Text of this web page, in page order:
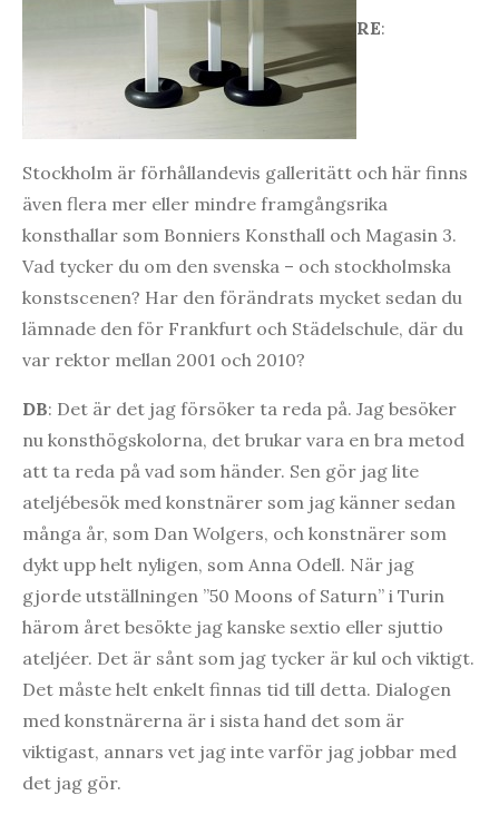
RE:
Stockholm är förhållandevis galleritätt och här finns
även flera mer eller mindre framgångsrika
konsthallar som Bonniers Konsthall och Magasin 3.
Vad tycker du om den svenska – och stockholmska
konstscenen? Har den förändrats mycket sedan du
lämnade den för Frankfurt och Städelschule, där du
var rektor mellan 2001 och 2010?
DB: Det är det jag försöker ta reda på. Jag besöker
nu konsthögskolorna, det brukar vara en bra metod
att ta reda på vad som händer. Sen gör jag lite
ateljébesök med konstnärer som jag känner sedan
många år, som Dan Wolgers, och konstnärer som
dykt upp helt nyligen, som Anna Odell. När jag
gjorde utställningen ”50 Moons of Saturn” i Turin
härom året besökte jag kanske sextio eller sjuttio
ateljéer. Det är sånt som jag tycker är kul och viktigt.
Det måste helt enkelt finnas tid till detta. Dialogen
med konstnärerna är i sista hand det som är
viktigast, annars vet jag inte varför jag jobbar med
det jag gör.